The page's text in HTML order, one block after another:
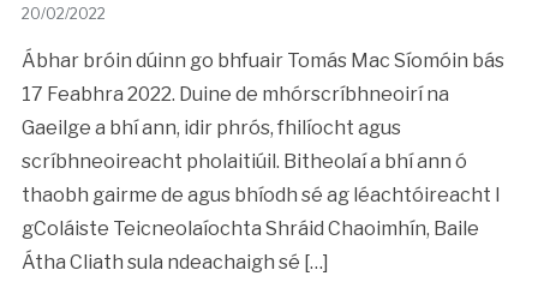
20/02/2022
Ábhar bróin dúinn go bhfuair Tomás Mac Síomóin bás
17 Feabhra 2022. Duine de mhórscríbhneoirí na
Gaeilge a bhí ann, idir phrós, fhilíocht agus
scríbhneoireacht pholaitiúil. Bitheolaí a bhí ann ó
thaobh gairme de agus bhíodh sé ag léachtóireacht I
gColáiste Teicneolaíochta Shráid Chaoimhín, Baile
Átha Cliath sula ndeachaigh sé […]